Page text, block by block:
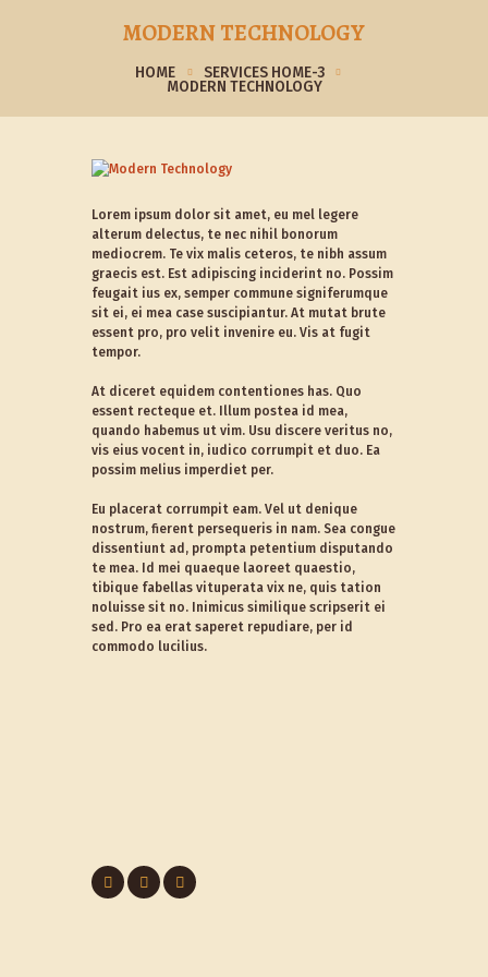
MODERN TECHNOLOGY
HOME SERVICES HOME-3
MODERN TECHNOLOGY
Lorem ipsum dolor sit amet, eu mel legere
alterum delectus, te nec nihil bonorum
mediocrem. Te vix malis ceteros, te nibh assum
graecis est. Est adipiscing inciderint no. Possim
feugait ius ex, semper commune signiferumque
sit ei, ei mea case suscipiantur. At mutat brute
essent pro, pro velit invenire eu. Vis at fugit
tempor.
At diceret equidem contentiones has. Quo
essent recteque et. Illum postea id mea,
quando habemus ut vim. Usu discere veritus no,
vis eius vocent in, iudico corrumpit et duo. Ea
possim melius imperdiet per.
Eu placerat corrumpit eam. Vel ut denique
nostrum, fierent persequeris in nam. Sea congue
dissentiunt ad, prompta petentium disputando
te mea. Id mei quaeque laoreet quaestio,
tibique fabellas vituperata vix ne, quis tation
noluisse sit no. Inimicus similique scripserit ei
sed. Pro ea erat saperet repudiare, per id
commodo lucilius.